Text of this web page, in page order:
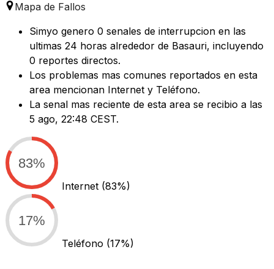
Mapa de Fallos
Simyo genero 0 senales de interrupcion en las
ultimas 24 horas alrededor de Basauri, incluyendo
0 reportes directos.
Los problemas mas comunes reportados en esta
area mencionan Internet y Teléfono.
La senal mas reciente de esta area se recibio a las
5 ago, 22:48 CEST.
83%
Internet (83%)
17%
Teléfono (17%)